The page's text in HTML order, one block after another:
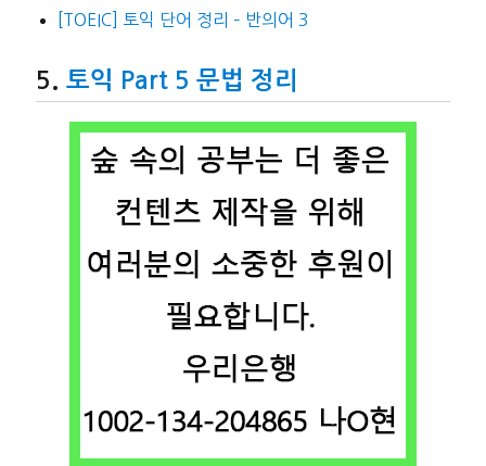
[TOEIC] 토익 단어 정리 – 반의어 3
토익 Part 5 문법 정리